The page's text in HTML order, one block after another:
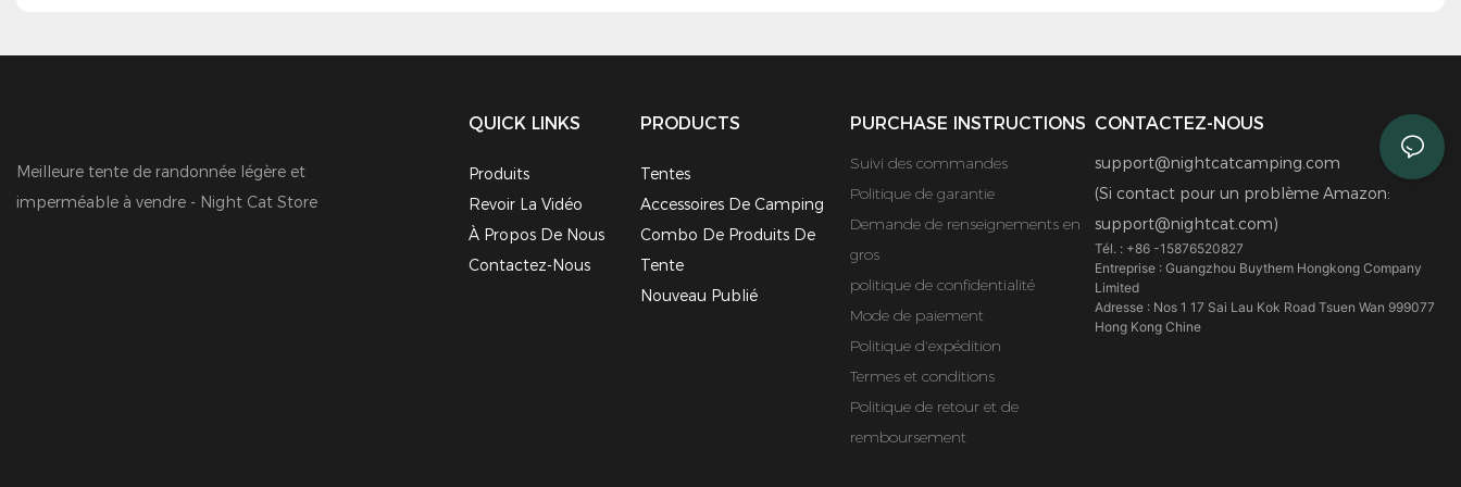
Meilleure tente de randonnée légère et
imperméable à vendre - Night Cat Store
QUICK LINKS
Produits
Revoir La Vidéo
À Propos De Nous
Contactez-Nous
PRODUCTS
Tentes
Accessoires De Camping
Combo De Produits De
Tente
Nouveau Publié
PURCHASE INSTRUCTIONS
Suivi des commandes
Politique de garantie
Demande de renseignements en
gros
politique de confidentialité
Mode de paiement
Politique d'expédition
Termes et conditions
Politique de retour et de
remboursement
CONTACTEZ-NOUS
support@nightcatcamping.com
(Si contact pour un problème Amazon:
support@nightcat.com)
Tél. : +86 -15876520827
Entreprise : Guangzhou Buythem Hongkong Company
Limited
Adresse : Nos 1 17 Sai Lau Kok Road Tsuen Wan 999077
Hong Kong Chine